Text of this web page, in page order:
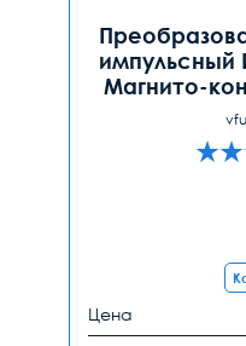
импульсный
Магнито-
Цена